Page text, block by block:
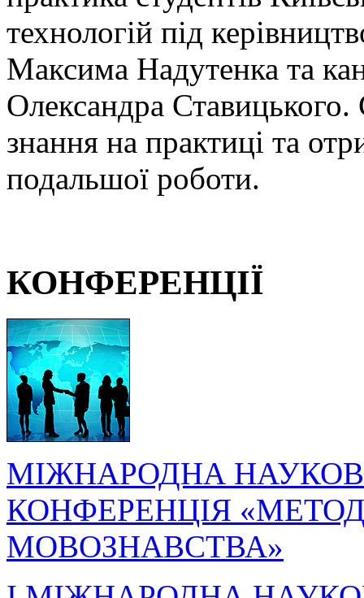
технологій під
Максима Надутенка та
Олександра Ставицького.
знання на практиці та
подальшої роботи.
КОНФЕРЕНЦІЇ
МІЖНАРОДНА
КОНФЕРЕНЦІЯ
МОВОЗНАВСТВА»